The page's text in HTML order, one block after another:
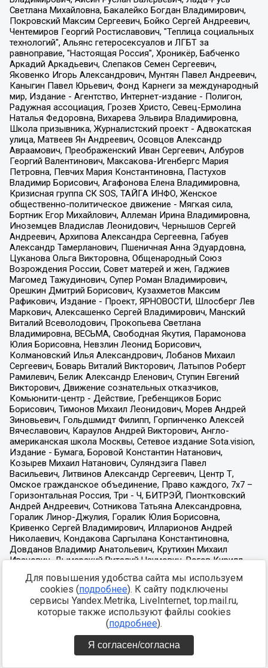
Для повышения удобства сайта мы используем
cookies (подробнее). К сайту подключены
сервисы Yandex.Metrika, LiveInternet, top.mail.ru,
которые также используют файлы cookies
(подробнее).
Я согласен/согласна